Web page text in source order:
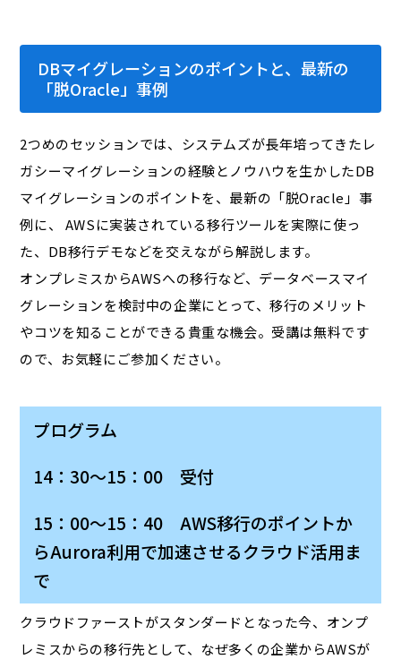
DBマイグレーションのポイントと、最新の
「脱Oracle」事例
2つめのセッションでは、システムズが長年培ってきたレ
ガシーマイグレーションの経験とノウハウを生かしたDB
マイグレーションのポイントを、最新の「脱Oracle」事
例に、 AWSに実装されている移行ツールを実際に使っ
た、DB移行デモなどを交えながら解説します。
オンプレミスからAWSへの移行など、データベースマイ
グレーションを検討中の企業にとって、移行のメリット
やコツを知ることができる貴重な機会。受講は無料です
ので、お気軽にご参加ください。
プログラム
14：30～15：00 受付
15：00～15：40 AWS移行のポイントか
らAurora利用で加速させるクラウド活用ま
で
クラウドファーストがスタンダードとなった今、オンプ
レミスからの移行先として、なぜ多くの企業からAWSが